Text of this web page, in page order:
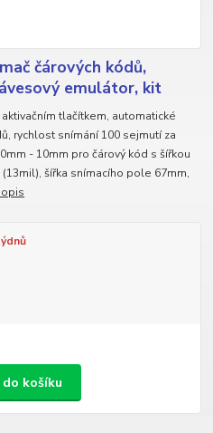
čárových kódů,
emulátor, kit
tlačítkem, automatické
rychlost snímání 100 sejmutí za
- 10mm pro čárový kód s šířkou
šířka snímacího pole 67mm,
košíku